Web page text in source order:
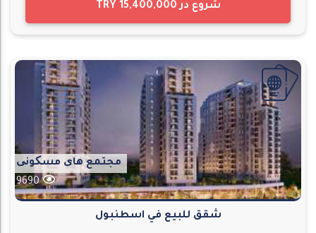
شروع در TRY 15,400,000
مجتمع های مسکونی
9690
شقق للبيع في اسطنبول